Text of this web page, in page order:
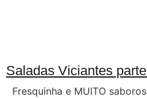
Saladas Viciantes
Fresquinha e MUITO